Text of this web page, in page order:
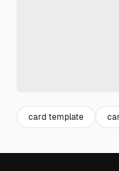
card template